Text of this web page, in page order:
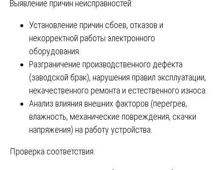
Выявление причин неисправностей:
Установление причин сбоев, отказов и
некорректной работы электронного
оборудования.
Разграничение производственного дефекта
(заводской брак), нарушения правил эксплуатации,
некачественного ремонта и естественного износа.
Анализ влияния внешних факторов (перегрев,
влажность, механические повреждения, скачки
напряжения) на работу устройства.
Проверка соответствия: